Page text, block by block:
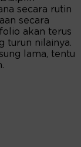
secara rutin
secara
akan terus
turun nilainya.
lama, tentu